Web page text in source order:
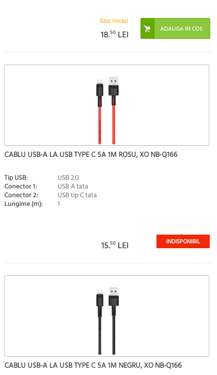
Stoc limitat
18.50 LEI
CABLU USB-A LA USB TYPE C 5A 1M ROSU, XO NB-Q166
Tip USB: USB 2.0
Conector 1: USB A tata
Conector 2: USB tip C tata
Lungime (m): 1
Stoc epuizat
15.50 LEI INDISPONIBIL
CABLU USB-A LA USB TYPE C 5A 1M NEGRU, XO NB-Q166